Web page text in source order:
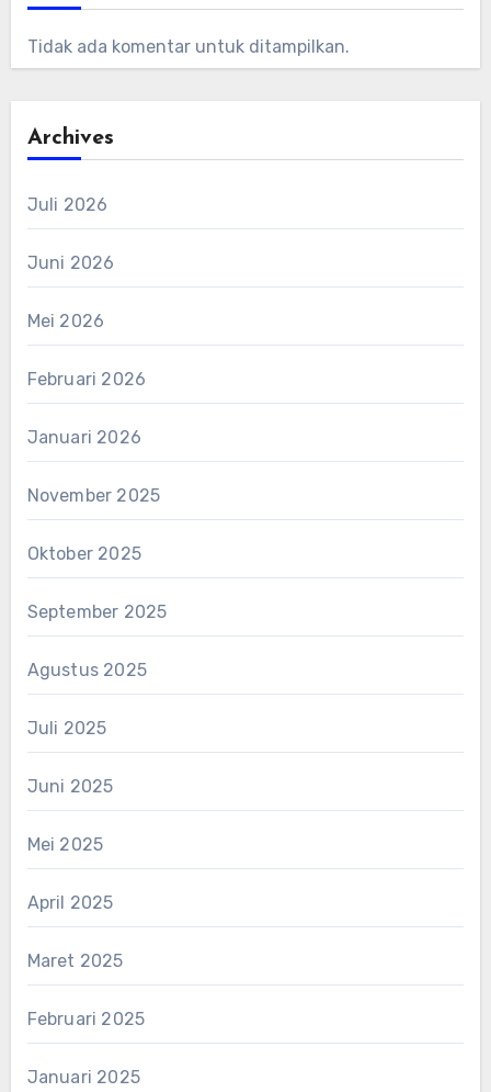
Tidak ada komentar untuk ditampilkan.
Archives
Juli 2026
Juni 2026
Mei 2026
Februari 2026
Januari 2026
November 2025
Oktober 2025
September 2025
Agustus 2025
Juli 2025
Juni 2025
Mei 2025
April 2025
Maret 2025
Februari 2025
Januari 2025